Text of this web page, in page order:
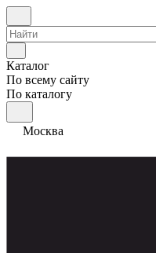
Каталог
По всему сайту
По каталогу
Москва